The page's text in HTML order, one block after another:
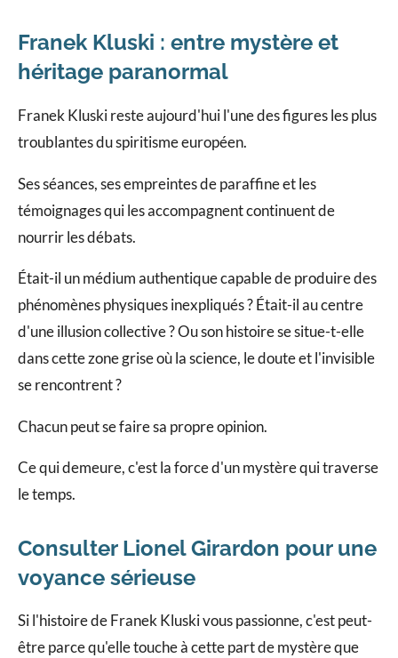
Franek Kluski : entre mystère et
héritage paranormal
Franek Kluski reste aujourd'hui l'une des figures les plus
troublantes du spiritisme européen.
Ses séances, ses empreintes de paraffine et les
témoignages qui les accompagnent continuent de
nourrir les débats.
Était-il un médium authentique capable de produire des
phénomènes physiques inexpliqués ? Était-il au centre
d'une illusion collective ? Ou son histoire se situe-t-elle
dans cette zone grise où la science, le doute et l'invisible
se rencontrent ?
Chacun peut se faire sa propre opinion.
Ce qui demeure, c'est la force d'un mystère qui traverse
le temps.
Consulter Lionel Girardon pour une
voyance sérieuse
Si l'histoire de Franek Kluski vous passionne, c'est peut-
être parce qu'elle touche à cette part de mystère que